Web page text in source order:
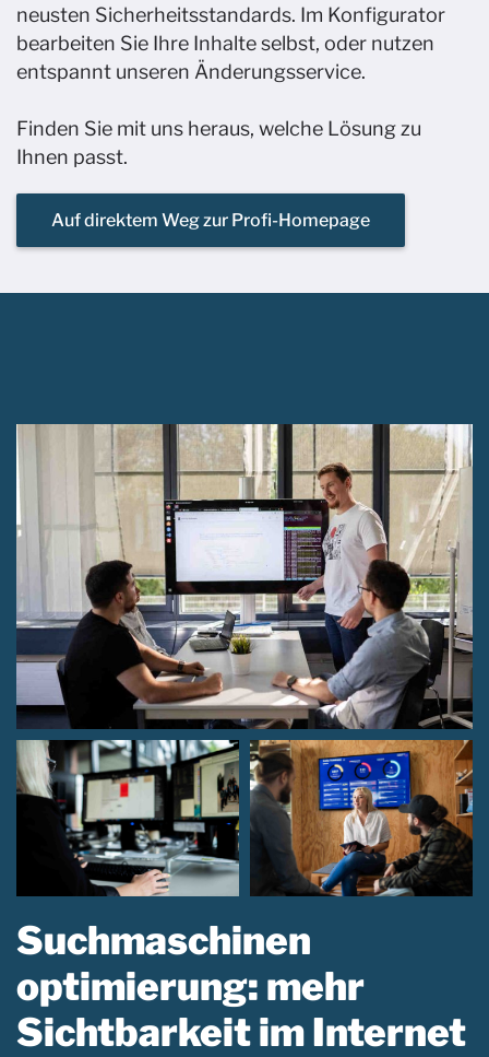
neusten Sicherheitsstandards. Im Konfigurator
bearbeiten Sie Ihre Inhalte selbst, oder nutzen
entspannt unseren Änderungsservice. ​
Finden Sie mit uns heraus, welche Lösung zu
Ihnen passt.
Auf direktem Weg zur Profi-Homepage
Suchmaschinen
optimierung: mehr
Sichtbarkeit im Internet